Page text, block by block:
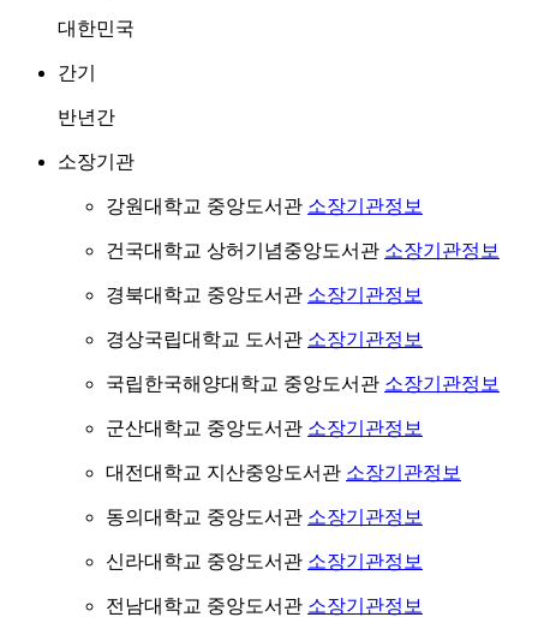
대한민국
간기
반년간
소장기관
강원대학교 중앙도서관 소장기관정보
건국대학교 상허기념중앙도서관 소장기관정보
경북대학교 중앙도서관 소장기관정보
경상국립대학교 도서관 소장기관정보
국립한국해양대학교 중앙도서관 소장기관정보
군산대학교 중앙도서관 소장기관정보
대전대학교 지산중앙도서관 소장기관정보
동의대학교 중앙도서관 소장기관정보
신라대학교 중앙도서관 소장기관정보
전남대학교 중앙도서관 소장기관정보